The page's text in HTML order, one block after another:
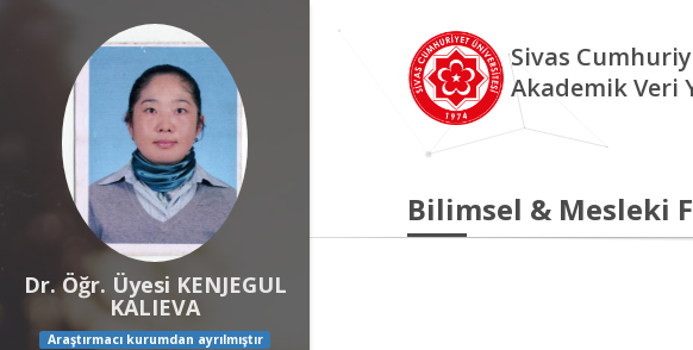
Dr. Öğr. Üyesi KENJEGUL
KALIEVA
Araştırmacı kurumdan ayrılmıştır
Sivas
Akademik Veri
Bilimsel & Mesleki